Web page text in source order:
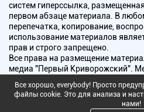
систем гиперссылка,
первом абзаце материала. В
перепечатка, копирование,
использование материалов
прав и строго запрещено.
Все права на размещение
медиа "Первый Криворожский".
радиовещания.
Все хорошо, everybody! Просто
файлы cookie. Это для анализа и
нами!